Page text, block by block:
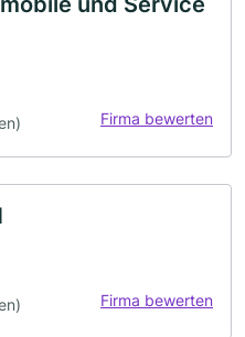
Firma bewerten
Firma bewerten